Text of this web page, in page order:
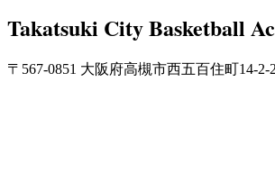
Takatsuki City Basketball
〒567-0851 大阪府高槻市西五百住町14-2-